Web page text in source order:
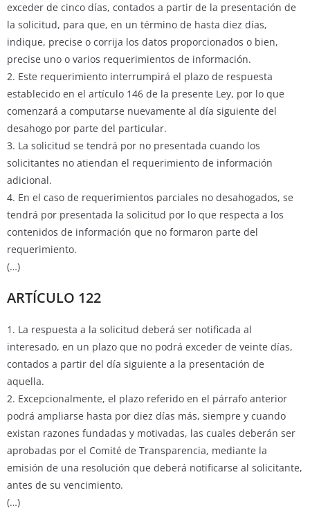
exceder de cinco días, contados a partir de la presentación de
la solicitud, para que, en un término de hasta diez días,
indique, precise o corrija los datos proporcionados o bien,
precise uno o varios requerimientos de información.
2. Este requerimiento interrumpirá el plazo de respuesta
establecido en el artículo 146 de la presente Ley, por lo que
comenzará a computarse nuevamente al día siguiente del
desahogo por parte del particular.
3. La solicitud se tendrá por no presentada cuando los
solicitantes no atiendan el requerimiento de información
adicional.
4. En el caso de requerimientos parciales no desahogados, se
tendrá por presentada la solicitud por lo que respecta a los
contenidos de información que no formaron parte del
requerimiento.
(…)
ARTÍCULO 122
1. La respuesta a la solicitud deberá ser notificada al
interesado, en un plazo que no podrá exceder de veinte días,
contados a partir del día siguiente a la presentación de
aquella.
2. Excepcionalmente, el plazo referido en el párrafo anterior
podrá ampliarse hasta por diez días más, siempre y cuando
existan razones fundadas y motivadas, las cuales deberán ser
aprobadas por el Comité de Transparencia, mediante la
emisión de una resolución que deberá notificarse al solicitante,
antes de su vencimiento.
(…)